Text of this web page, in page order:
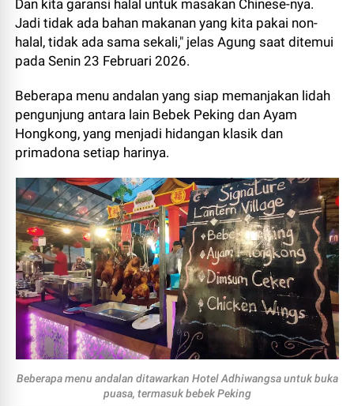
Dan kita garansi halal untuk masakan Chinese-nya.
Jadi tidak ada bahan makanan yang kita pakai non-
halal, tidak ada sama sekali," jelas Agung saat ditemui
pada Senin 23 Februari 2026.
Beberapa menu andalan yang siap memanjakan lidah
pengunjung antara lain Bebek Peking dan Ayam
Hongkong, yang menjadi hidangan klasik dan
primadona setiap harinya.
Beberapa menu andalan ditawarkan Hotel Adhiwangsa untuk buka
puasa, termasuk bebek Peking